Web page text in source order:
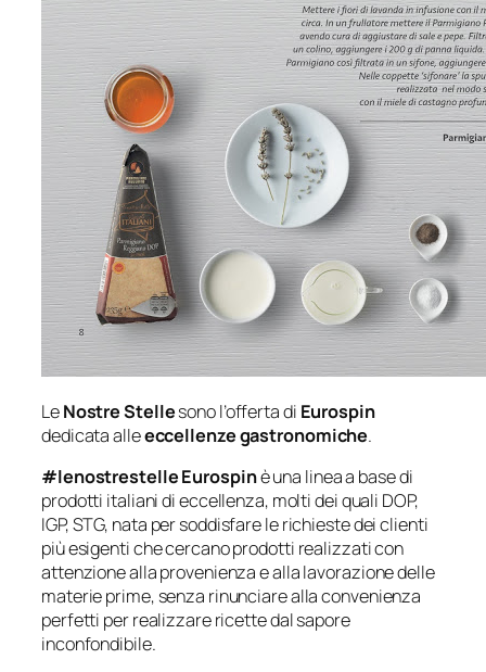
LeNostre Stellesono l’offerta di Eurospin
dedicata alleeccellenze gastronomiche.
#lenostrestelle Eurospinè una linea a base di
prodotti italiani di eccellenza, molti dei quali DOP,
IGP, STG, nata per soddisfare le richieste dei clienti
più esigenti che cercano prodotti realizzati con
attenzione alla provenienza e alla lavorazione delle
materie prime, senza rinunciare alla convenienza
perfetti per realizzare ricette dal sapore
inconfondibile.